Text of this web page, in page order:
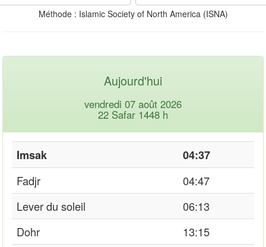
Méthode : Islamic Society of North America (ISNA)
Aujourd'hui
vendredi 07 août 2026
22 Safar 1448 h
Imsak
04:37
Fadjr
04:47
Lever du soleil
06:13
Dohr
13:15